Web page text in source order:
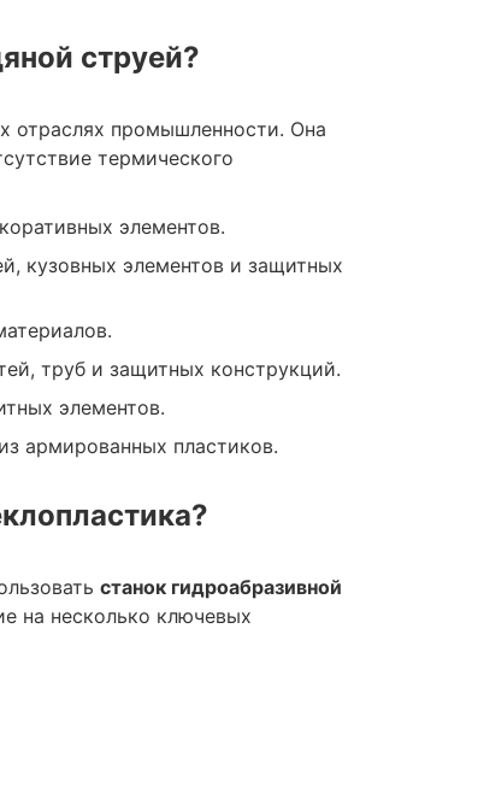
струей?
отраслях промышленности. Она
термического
элементов.
кузовных элементов и защитных
труб и защитных конструкций.
элементов.
армированных пластиков.
станок гидроабразивной
на несколько ключевых